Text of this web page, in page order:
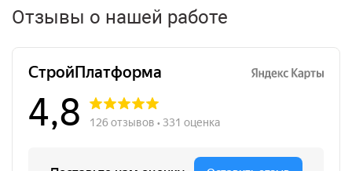
Отзывы о нашей работе